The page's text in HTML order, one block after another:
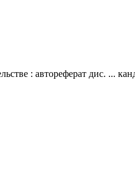
: автореферат дис. ...